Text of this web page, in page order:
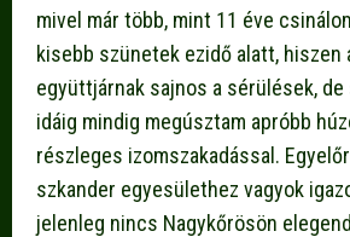
mivel már több, mint 11 éve
kisebb szünetek ezidő alatt,
együttjárnak sajnos a sérülések,
idáig mindig megúsztam apróbb
részleges izomszakadással.
szkander egyesülethez vagyok
jelenleg nincs Nagykőrösön